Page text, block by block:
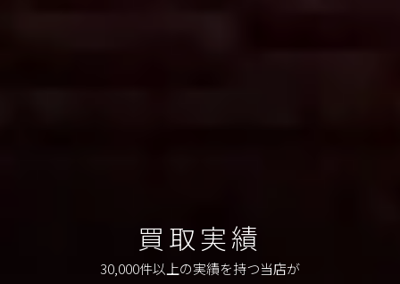
買取実績
30,000件以上の実績を持つ当店が